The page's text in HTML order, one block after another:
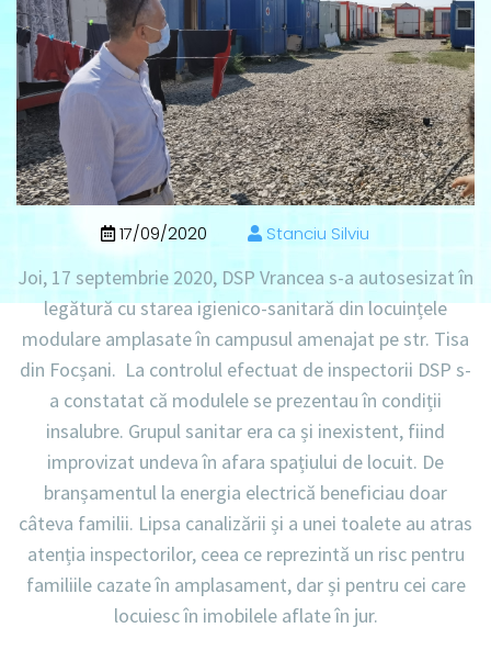
17/09/2020 Stanciu Silviu
Joi, 17 septembrie 2020, DSP Vrancea s-a autosesizat în
legătură cu starea igienico-sanitară din locuințele
modulare amplasate în campusul amenajat pe str. Tisa
din Focșani. La controlul efectuat de inspectorii DSP s-
a constatat că modulele se prezentau în condiții
insalubre. Grupul sanitar era ca și inexistent, fiind
improvizat undeva în afara spațiului de locuit. De
branșamentul la energia electrică beneficiau doar
câteva familii. Lipsa canalizării și a unei toalete au atras
atenția inspectorilor, ceea ce reprezintă un risc pentru
familiile cazate în amplasament, dar și pentru cei care
locuiesc în imobilele aflate în jur.